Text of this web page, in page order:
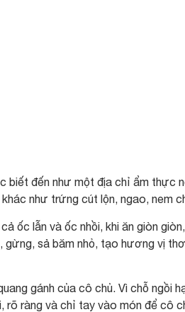
biết đến như một địa chỉ ẩm thực
như trứng cút lộn, ngao, nem
ốc lẫn và ốc nhồi, khi ăn giòn
sả băm nhỏ, tạo hương vị
gánh của cô chủ. Vì chỗ ngồi
rõ ràng và chỉ tay vào món để cô